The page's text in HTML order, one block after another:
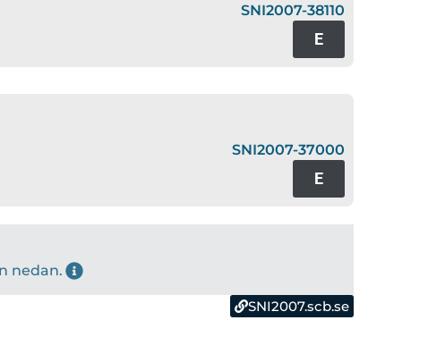
SNI2007-38110
E
SNI2007-37000
E
nedan.
SNI2007.scb.se